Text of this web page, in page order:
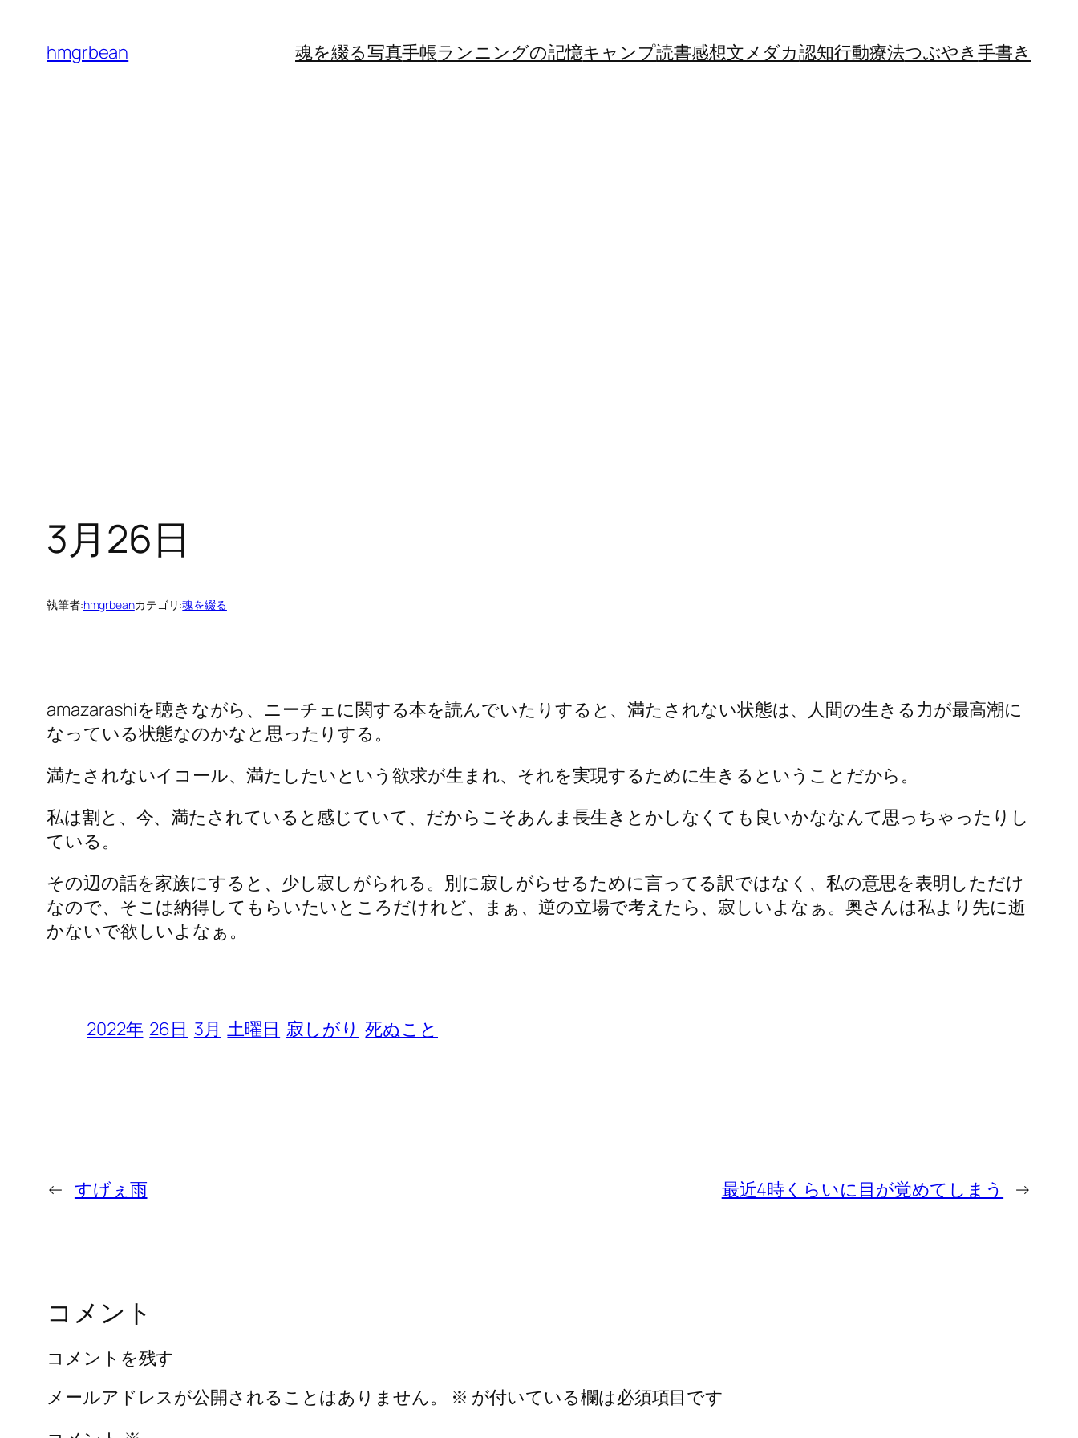
hmgrbean 魂を綴る写真手帳ランニングの記憶キャンプ読書感想文メダカ認知行動療法つぶやき手書き
3月26日
執筆者:hmgrbeanカテゴリ:魂を綴る
amazarashiを聴きながら、ニーチェに関する本を読んでいたりすると、満たされない状態は、人間の生きる力が最高潮に
なっている状態なのかなと思ったりする。
満たされないイコール、満たしたいという欲求が生まれ、それを実現するために生きるということだから。
私は割と、今、満たされていると感じていて、だからこそあんま長生きとかしなくても良いかななんて思っちゃったりし
ている。
その辺の話を家族にすると、少し寂しがられる。別に寂しがらせるために言ってる訳ではなく、私の意思を表明しただけ
なので、そこは納得してもらいたいところだけれど、まぁ、逆の立場で考えたら、寂しいよなぁ。奥さんは私より先に逝
かないで欲しいよなぁ。
2022年 26日 3月 土曜日 寂しがり 死ぬこと
← すげぇ雨 最近4時くらいに目が覚めてしまう →
コメント
コメントを残す
メールアドレスが公開されることはありません。
※ が付いている欄は必須項目です